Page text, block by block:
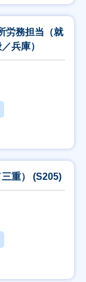
労務担当（就
兵庫）
重） (S205)